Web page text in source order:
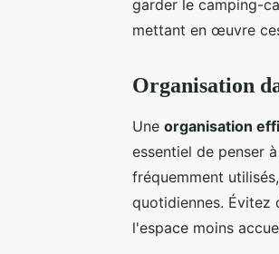
garder le camping-
mettant en œuvre
Organisation
Une organisation
essentiel de penser
fréquemment
quotidiennes. Évitez
l'espace moins